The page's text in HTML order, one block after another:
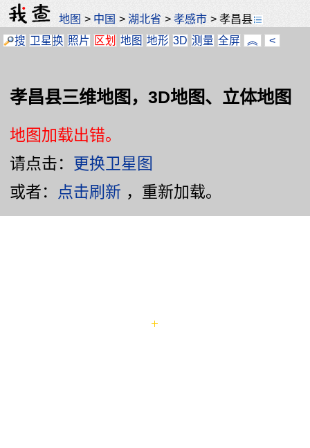
地图 > 中国 >湖北省 >孝感市 >孝昌县
搜 卫星换 照片 区划 地图 地形 3D 测量 全屏 ︽ <
孝昌县三维地图，3D地图、立体地图
地图加载出错。
请点击： 更换卫星图
或者： 点击刷新 ，重新加载。